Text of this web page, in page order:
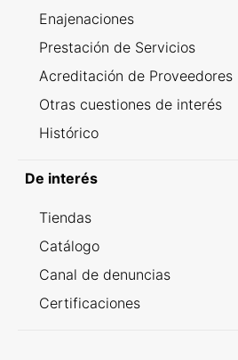
Enajenaciones
Prestación de Servicios
Acreditación de Proveedores
Otras cuestiones de interés
Histórico
De interés
Tiendas
Catálogo
Canal de denuncias
Certificaciones